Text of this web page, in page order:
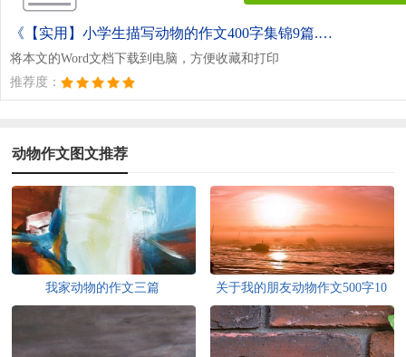
《【实用】小学生描写动物的作文400字集锦9篇.doc》
将本文的Word文档下载到电脑，方便收藏和打印
推荐度：
动物作文图文推荐
我家动物的作文三篇
关于我的朋友动物作文500字10
篇